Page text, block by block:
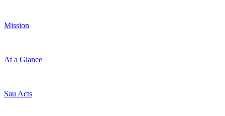
Mission
At a Glance
Sau Acts